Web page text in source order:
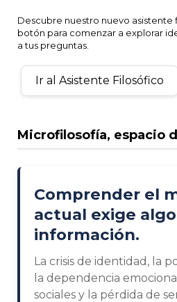
Descubre nuestro nuevo asistente
botón para comenzar a explorar
a tus preguntas.
Ir al Asistente Filosófico
Microfilosofía, espacio
Comprender el
actual exige
información.
La crisis de identidad, la
la dependencia
sociales y la pérdida de